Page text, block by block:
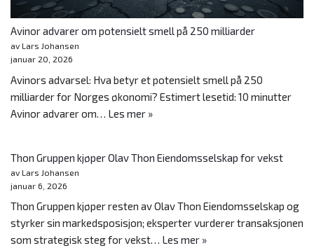
Avinor advarer om potensielt smell på 250 milliarder
av Lars Johansen
januar 20, 2026
Avinors advarsel: Hva betyr et potensielt smell på 250
milliarder for Norges økonomi? Estimert lesetid: 10 minutter
Avinor advarer om… Les mer »
Thon Gruppen kjøper Olav Thon Eiendomsselskap for vekst
av Lars Johansen
januar 6, 2026
Thon Gruppen kjøper resten av Olav Thon Eiendomsselskap og
styrker sin markedsposisjon; eksperter vurderer transaksjonen
som strategisk steg for vekst… Les mer »